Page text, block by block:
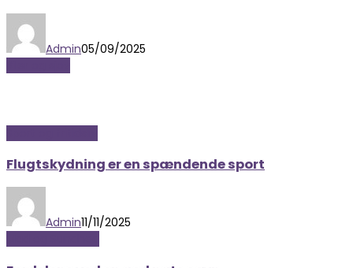
Admin05/09/2025
Flugtskydning er en spændende sport
Admin11/11/2025